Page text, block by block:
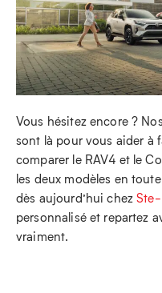
Vous hésitez encore ?
sont là pour vous aider à
comparer le RAV4 et le
les deux modèles en
dès aujourd’hui chezSte-
personnalisé et repartez
vraiment.